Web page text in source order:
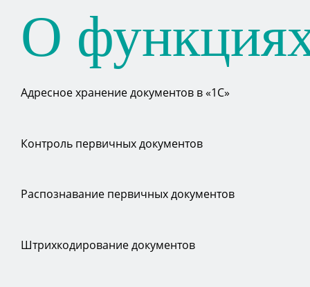
О
Адресное хранение документов в «1С»
Контроль первичных документов
Распознавание первичных документов
Штрихкодирование документов